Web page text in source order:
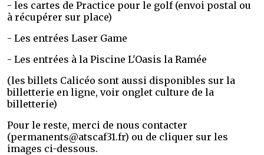
- les cartes de Practice pour le golf (envoi postal ou
à récupérer sur place)
- Les entrées Laser Game
- Les entrées à la Piscine L'Oasis la Ramée
(les billets Calicéo sont aussi disponibles sur la
billetterie en ligne, voir onglet culture de la
billetterie)
Pour le reste, merci de nous contacter
(permanents@atscaf31.fr) ou de cliquer sur les
images ci-dessous.